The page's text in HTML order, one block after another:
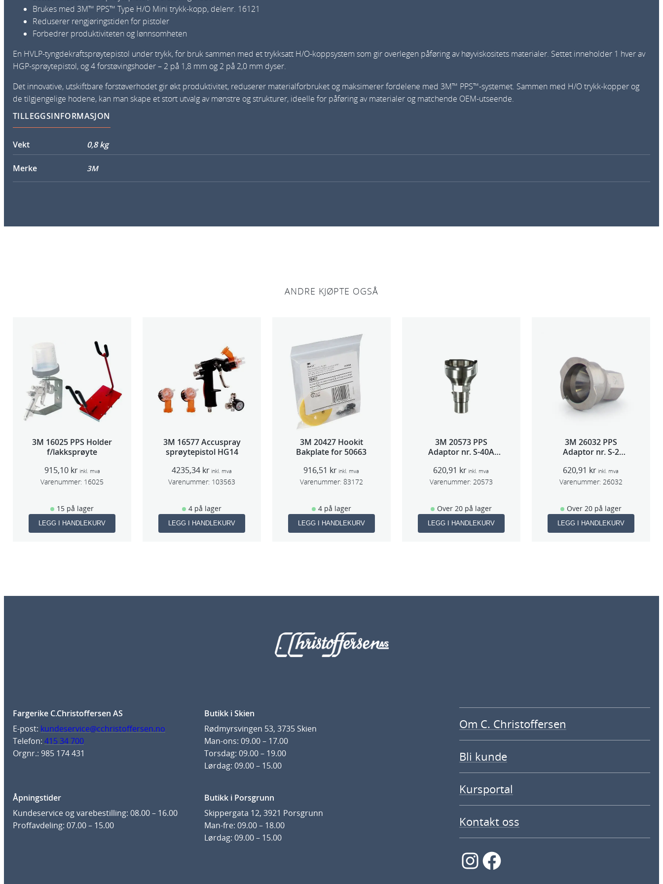
u
k
i
P
n
Brukes med 3M™ PPS™ Type H/O Mini trykk-kopp, delenr. 16121
Reduserer rengjøringstiden for pistoler
Forbedrer produktiviteten og lønnsomheten
En HVLP-tyngdekraftsprøytepistol under trykk, for bruk sammen med et trykksatt H/O-koppsystem som gir overlegen påføring av høyviskositets materialer. Settet inneholder 1 hver av
HGP-sprøytepistol, og 4 forstøvingshoder – 2 på 1,8 mm og 2 på 2,0 mm dyser.
Det innovative, utskiftbare forstøverhodet gir økt produktivitet, reduserer materialforbruket og maksimerer fordelene med 3M™ PPS™-systemet. Sammen med H/O trykk-kopper og
de tilgjengelige hodene, kan man skape et stort utvalg av mønstre og strukturer, ideelle for påføring av materialer og matchende OEM-utseende.
TILLEGGSINFORMASJON
Vekt 0,8 kg
Merke 3M
ANDRE KJØPTE OGSÅ
3M 16025 PPS Holder
f/lakksprøyte
915,10 kr inkl. mva
Varenummer: 16025
15 på lager
LEGG I HANDLEKURV
3M 16577 Accuspray
sprøytepistol HG14
4235,34 kr inkl. mva
Varenummer: 103563
4 på lager
LEGG I HANDLEKURV
3M 20427 Hookit
Bakplate for 50663
916,51 kr inkl. mva
Varenummer: 83172
4 på lager
LEGG I HANDLEKURV
3M 20573 PPS
Adaptor nr. S-40A
620,91 kr inkl. mva
Varenummer: 20573
Over 20 på lager
LEGG I HANDLEKURV
3M 26032 PPS
Adaptor nr. S-2
SPG500)
620,91 kr inkl. mva
Varenummer: 26032
Over 20 på lager
LEGG I HANDLEKURV
Fargerike C.Christoffersen AS
E-post: kundeservice@cchristoffersen.no
Telefon: 415 34 700
Orgnr.: 985 174 431
Butikk i Skien
Rødmyrsvingen 53, 3735 Skien
Man-ons: 09.00 – 17.00
Torsdag: 09.00 – 19.00
Lørdag: 09.00 – 15.00
Åpningstider
Kundeservice og varebestilling: 08.00 – 16.00
Proffavdeling: 07.00 – 15.00
Butikk i Porsgrunn
Skippergata 12, 3921 Porsgrunn
Man-fre: 09.00 – 18.00
Lørdag: 09.00 – 15.00
Om C. Christoffersen
Bli kunde
Kursportal
Kontakt oss
InstagramFacebook